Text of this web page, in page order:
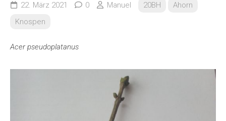
22. März 2021 0 Manuel 20BH
Ahorn
Knospen
Acer pseudoplatanus